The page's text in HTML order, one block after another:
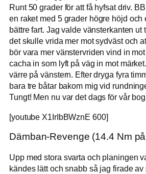
Runt 50 grader för att få hyfsat driv.
en raket med 5 grader högre höjd och
bättre fart. Jag valde vänsterkanten ut
det skulle vrida mer mot sydväst och
bör vara mer vänstervriden vind in
cacha in som lyft på väg in mot
värre på vänstern. Efter dryga fyra
bara tre båtar bakom mig vid
Tungt! Men nu var det dags för vår
[youtube X1IrIbBWznE 600]
Dämban-Revenge (14.4 Nm
Upp med stora svarta och planingen
kändes lätt och snabb så jag firade